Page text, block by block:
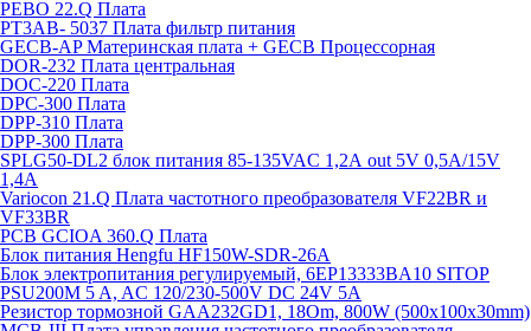
PEBO 22.Q Плата
РТ3АВ- 5037 Плата фильтр питания
GECB-AP Материнская плата + GECB Процессорная
DOR-232 Плата центральная
DOC-220 Плата
DPC-300 Плата
DPP-310 Плата
DPP-300 Плата
SPLG50-DL2 блок питания 85-135VAC 1,2А out 5V 0,5А/15V
1,4А
Variocon 21.Q Плата частотного преобразователя VF22BR и
VF33BR
PCB GCIOA 360.Q Плата
Блок питания Hengfu HF150W-SDR-26A
Блок электропитания регулируемый, 6EP13333BA10 SITOP
PSU200M 5 A, AC 120/230-500V DC 24V 5A
Резистор тормозной GAA232GD1, 18Om, 800W (500x100x30mm)